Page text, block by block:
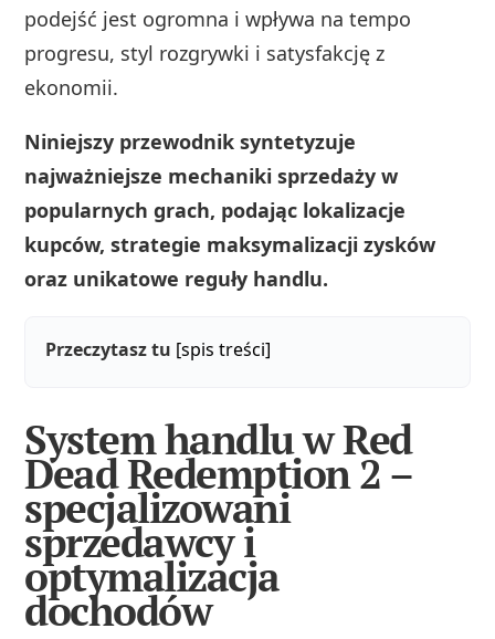
podejść jest ogromna i wpływa na tempo
progresu, styl rozgrywki i satysfakcję z
ekonomii.
Niniejszy przewodnik syntetyzuje
najważniejsze mechaniki sprzedaży w
popularnych grach, podając lokalizacje
kupców, strategie maksymalizacji zysków
oraz unikatowe reguły handlu.
Przeczytasz tu [spis treści]
System handlu w Red
Dead Redemption 2 –
specjalizowani
sprzedawcy i
optymalizacja
dochodów